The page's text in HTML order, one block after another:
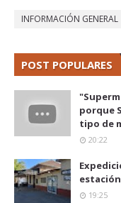
INFORMACIÓN GENERAL
POST POPULARES
porque
tipo de
20:22
19:25